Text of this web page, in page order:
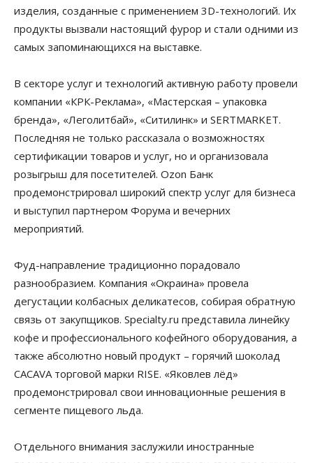
изделия, созданные с применением 3D-технологий. Их
продукты вызвали настоящий фурор и стали одними из
самых запоминающихся на выставке.
В секторе услуг и технологий активную работу провели
компании «КРК-Реклама», «Мастерская – упаковка
бренда», «Леголитбай», «Ситилинк» и SERTMARKET.
Последняя не только рассказала о возможностях
сертификации товаров и услуг, но и организовала
розыгрыш для посетителей. Ozon Банк
продемонстрировал широкий спектр услуг для бизнеса
и выступил партнером Форума и вечерних
мероприятий.
Фуд-направление традиционно порадовало
разнообразием. Компания «Окраина» провела
дегустации колбасных деликатесов, собирая обратную
связь от закупщиков. Specialty.ru представила линейку
кофе и профессионального кофейного оборудования, а
также абсолютно новый продукт – горячий шоколад
CACAVA торговой марки RISE. «Яковлев лёд»
продемонстрировал свои инновационные решения в
сегменте пищевого льда.
Отдельного внимания заслужили иностранные